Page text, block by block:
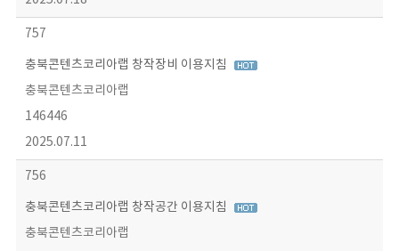
757
충북콘텐츠코리아랩 창작장비 이용지침
충북콘텐츠코리아랩
146446
2025.07.11
756
충북콘텐츠코리아랩 창작공간 이용지침
충북콘텐츠코리아랩